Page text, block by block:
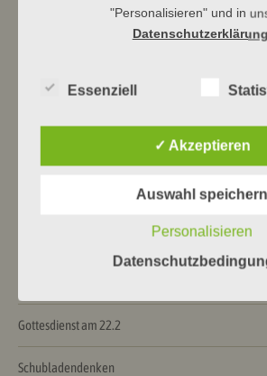
wiedereröffnet
Himmelhoch jauchzend …
Gottesdienst am 22.2
Schubladendenken
"Personalisieren" und in
Datenschutzerklärung
Essenziell
✓ Akzeptieren
Auswahl speichern
Personalisieren